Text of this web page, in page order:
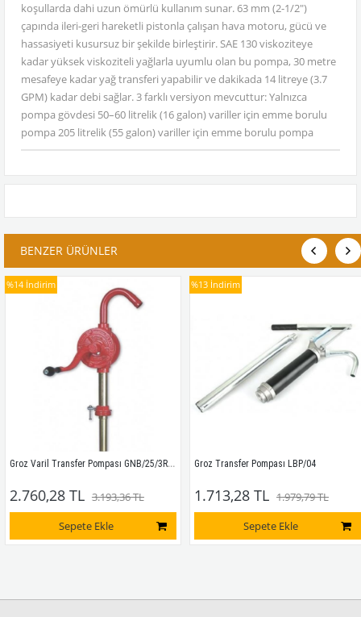
koşullarda dahi uzun ömürlü kullanım sunar. 63 mm (2-1/2")
çapında ileri-geri hareketli pistonla çalışan hava motoru, gücü ve
hassasiyeti kusursuz bir şekilde birleştirir. SAE 130 viskoziteye
kadar yüksek viskoziteli yağlarla uyumlu olan bu pompa, 30 metre
mesafeye kadar yağ transferi yapabilir ve dakikada 14 litreye (3.7
GPM) kadar debi sağlar. 3 farklı versiyon mevcuttur: Yalnızca
pompa gövdesi 50–60 litrelik (16 galon) variller için emme borulu
pompa 205 litrelik (55 galon) variller için emme borulu pompa
BENZER ÜRÜNLER
Groz Varil Transfer Pompası GNB/25/3R/SP
2.760,28 TL 3.193,36 TL
Sepete Ekle
İndirim
Groz Transfer Pompası LBP/04
1.713,28 TL 1.979,79 TL
Sepete Ekle
%13 İndirim